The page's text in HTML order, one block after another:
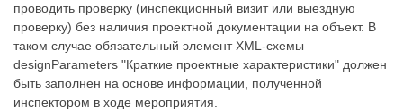
проводить проверку (инспекционный визит или выездную
проверку) без наличия проектной документации на объект. В
таком случае обязательный элемент XML-схемы
designParameters "Краткие проектные характеристики" должен
быть заполнен на основе информации, полученной
инспектором в ходе мероприятия.